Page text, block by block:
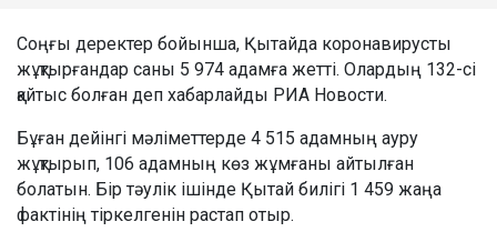
Соңғы деректер бойынша, Қытайда коронавирусты
жұқтырғандар саны 5 974 адамға жетті. Олардың 132-сі
қайтыс болған деп хабарлайды РИА Новости.
Бұған дейінгі мәліметтерде 4 515 адамның ауру
жұқтырып, 106 адамның көз жұмғаны айтылған
болатын. Бір тәулік ішінде Қытай билігі 1 459 жаңа
фактінің тіркелгенін растап отыр.